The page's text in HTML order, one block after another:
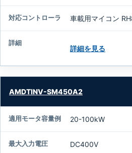
車載用マイコン
詳細を見る
AMDTINV-SM450A2
20-100kW
DC400V